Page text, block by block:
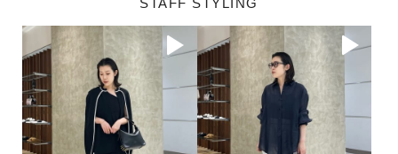
STAFF STYLING